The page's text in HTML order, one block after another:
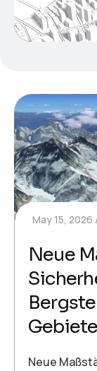
May 15, 2026
Neue
Neue